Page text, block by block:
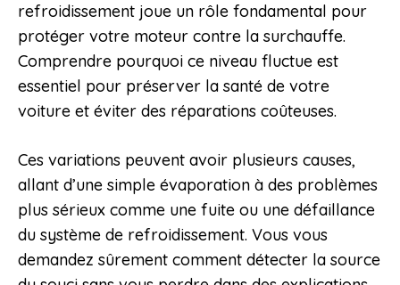
refroidissement joue un rôle fondamental pour
protéger votre moteur contre la surchauffe.
Comprendre pourquoi ce niveau fluctue est
essentiel pour préserver la santé de votre
voiture et éviter des réparations coûteuses.
Ces variations peuvent avoir plusieurs causes,
allant d’une simple évaporation à des problèmes
plus sérieux comme une fuite ou une défaillance
du système de refroidissement. Vous vous
demandez sûrement comment détecter la source